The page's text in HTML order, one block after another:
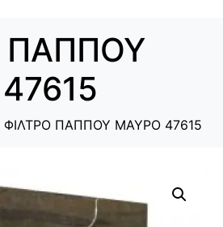
ΠΑΠΠΟΥ
ΦΙΛΤΡΟ ΠΑΠΠΟΥ ΜΑΥΡΟ 47615